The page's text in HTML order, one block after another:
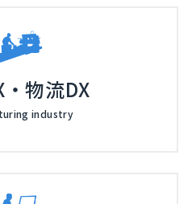
物流DX
industry